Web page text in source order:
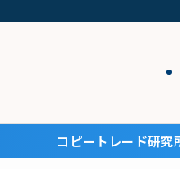
コピートレード研